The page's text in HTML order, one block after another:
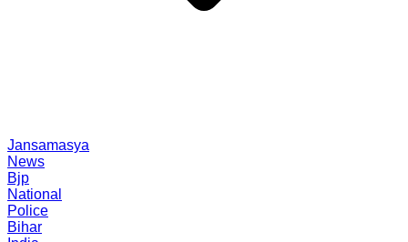
Jansamasya
News
Bjp
National
Police
Bihar